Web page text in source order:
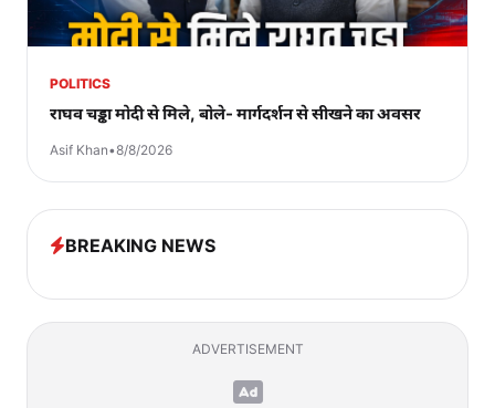
POLITICS
राघव चड्ढा मोदी से मिले, बोले- मार्गदर्शन से सीखने का अवसर
Asif Khan•8/8/2026
BREAKING NEWS
ADVERTISEMENT